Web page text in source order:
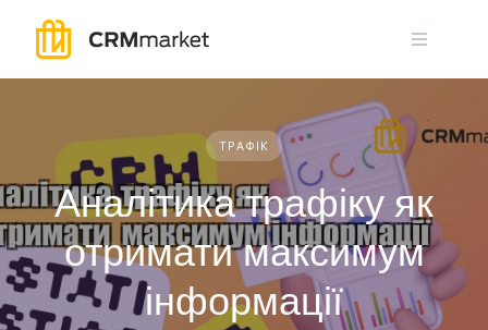
content
ТРАФІК
Аналітика трафіку як
отримати максимум
інформації